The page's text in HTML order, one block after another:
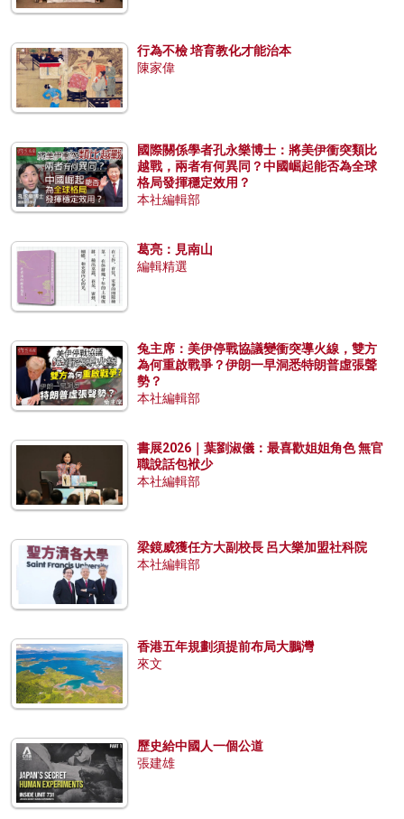
行為不檢 培育教化才能治本
陳家偉
國際關係學者孔永樂博士：將美伊衝突類比
越戰，兩者有何異同？中國崛起能否為全球
格局發揮穩定效用？
本社編輯部
葛亮：見南山
編輯精選
兔主席：美伊停戰協議變衝突導火線，雙方
為何重啟戰爭？伊朗一早洞悉特朗普虛張聲
勢？
本社編輯部
書展2026｜葉劉淑儀：最喜歡姐姐角色 無官
職說話包袱少
本社編輯部
梁鏡威獲任方大副校長 呂大樂加盟社科院
本社編輯部
香港五年規劃須提前布局大鵬灣
來文
歷史給中國人一個公道
張建雄